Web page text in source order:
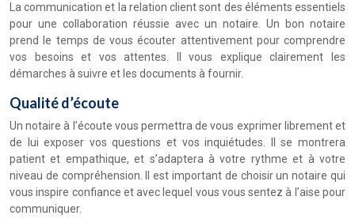
La communication et la relation client sont des éléments essentiels
pour une collaboration réussie avec un notaire. Un bon notaire
prend le temps de vous écouter attentivement pour comprendre
vos besoins et vos attentes. Il vous explique clairement les
démarches à suivre et les documents à fournir.
Qualité d’écoute
Un notaire à l’écoute vous permettra de vous exprimer librement et
de lui exposer vos questions et vos inquiétudes. Il se montrera
patient et empathique, et s’adaptera à votre rythme et à votre
niveau de compréhension. Il est important de choisir un notaire qui
vous inspire confiance et avec lequel vous vous sentez à l’aise pour
communiquer.